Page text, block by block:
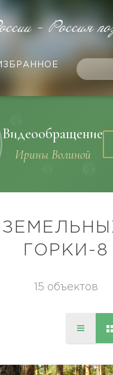
- Россия
Видеообращение
Ирины Волиной
ГОРКИ-8
15 объектов